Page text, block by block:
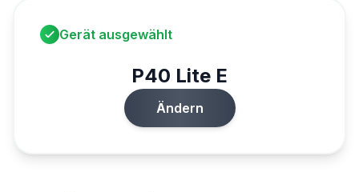
Gerät ausgewählt
P40 Lite E
Ändern